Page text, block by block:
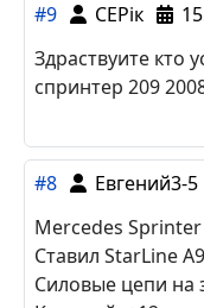
#9 СЕРiк
Здраствуите кто
спринтер 209
#8 Евгений3-5
Mercedes Sprinter
Ставил StarLine
Силовые цепи на